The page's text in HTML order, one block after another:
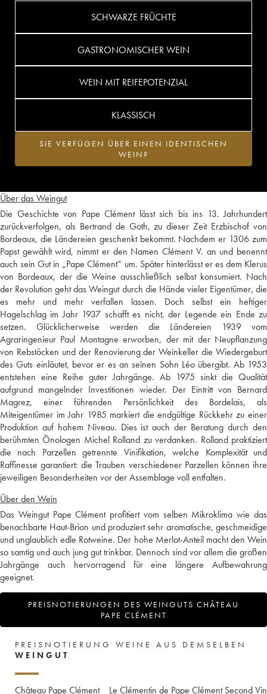
Über das Weingut
Die Geschichte von Pape Clément lässt sich bis ins 13. Jahrhundert
zurückverfolgen, als Bertrand de Goth, zu dieser Zeit Erzbischof von
Bordeaux, die Ländereien geschenkt bekommt. Nachdem er 1306 zum
Papst gewählt wird, nimmt er den Namen Clément V. an und benennt
auch sein Gut in „Pape Clément“ um. Später hinterlässt er es dem Klerus
von Bordeaux, der die Weine ausschließlich selbst konsumiert. Nach
der Revolution geht das Weingut durch die Hände vieler Eigentümer, die
es mehr und mehr verfallen lassen. Doch selbst ein heftiger
Hagelschlag im Jahr 1937 schafft es nicht, der Legende ein Ende zu
setzen. Glücklicherweise werden die Ländereien 1939 vom
Agraringenieur Paul Montagne erworben, der mit der Neupflanzung
von Rebstöcken und der Renovierung der Weinkeller die Wiedergeburt
des Guts einläutet, bevor er es an seinen Sohn Léo übergibt. Ab 1953
entstehen eine Reihe guter Jahrgänge. Ab 1975 sinkt die Qualität
aufgrund mangelnder Investitionen wieder. Der Eintritt von Bernard
Magrez, einer führenden Persönlichkeit des Bordelais, als
Miteigentümer im Jahr 1985 markiert die endgültige Rückkehr zu einer
Produktion auf hohem Niveau. Dies ist auch der Beratung durch den
berühmten Önologen Michel Rolland zu verdanken. Rolland praktiziert
die nach Parzellen getrennte Vinifikation, welche Komplexität und
Raffinesse garantiert: die Trauben verschiedener Parzellen können ihre
jeweiligen Besonderheiten vor der Assemblage voll entfalten.
Über den Wein
Das Weingut Pape Clément profitiert vom selben Mikroklima wie das
benachbarte Haut-Brion und produziert sehr aromatische, geschmeidige
und unglaublich edle Rotweine. Der hohe Merlot-Anteil macht den Wein
so samtig und auch jung gut trinkbar. Dennoch sind vor allem die großen
Jahrgänge auch hervorragend für eine längere Aufbewahrung
geeignet.
PREISNOTIERUNGEN DES WEINGUTS CHÂTEAU
PAPE CLÉMENT
SCHWARZE FRÜCHTE
GASTRONOMISCHER WEIN
WEIN MIT REIFEPOTENZIAL
KLASSISCH
SIE VERFÜGEN ÜBER EINEN IDENTISCHEN
WEIN?
PREISNOTIERUNG WEINE AUS DEMSELBEN
WEINGUT
Château Pape Clément
Le Clémentin de Pape Clément Second Vin